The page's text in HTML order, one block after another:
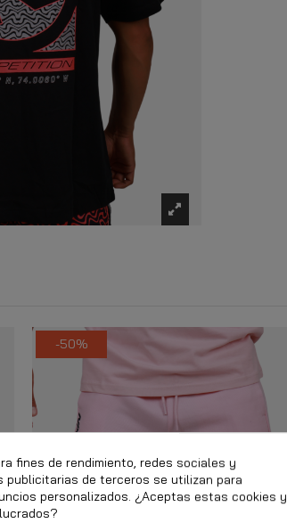
-50%
fines de rendimiento, redes sociales y
publicitarias de terceros se utilizan para
personalizados. ¿Aceptas estas cookies y